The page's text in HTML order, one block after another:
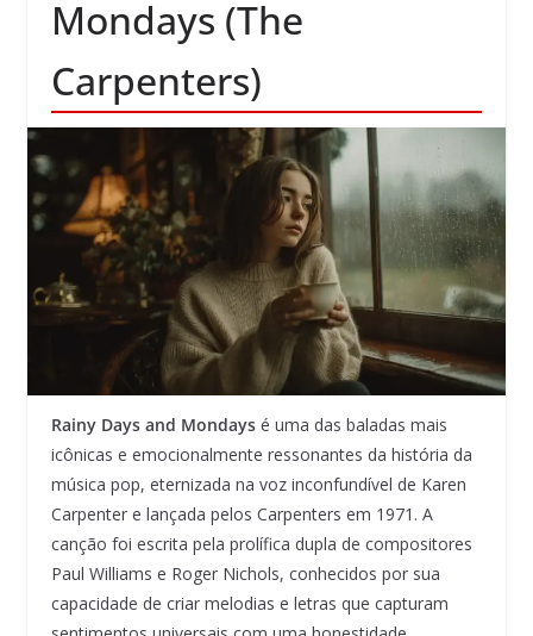
Mondays (The
Carpenters)
Rainy Days and Mondaysé uma das baladas mais
icônicas e emocionalmente ressonantes da história da
música pop, eternizada na voz inconfundível de Karen
Carpenter e lançada pelos Carpenters em 1971. A
canção foi escrita pela prolífica dupla de compositores
Paul Williams e Roger Nichols, conhecidos por sua
capacidade de criar melodias e letras que capturam